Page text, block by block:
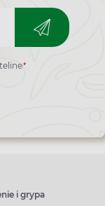
*
i grypa